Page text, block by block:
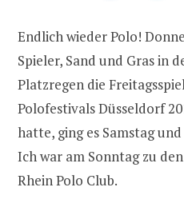
Endlich wieder Polo!
Spieler, Sand und Gras in
Platzregen die
Polofestivals Düsseldorf
hatte, ging es Samstag
Ich war am Sonntag zu
Rhein Polo Club.